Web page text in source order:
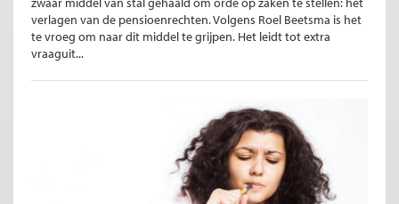
verlagen van de pensioenrechten. Volgens Roel Beetsma is het
te vroeg om naar dit middel te grijpen. Het leidt tot extra
vraaguit...